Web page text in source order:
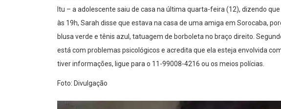
Itu – a adolescente saiu de casa na última quarta-feira (12), dizendo
às 19h, Sarah disse que estava na casa de uma amiga em Sorocaba,
blusa verde e tênis azul, tatuagem de borboleta no braço direito.
está com problemas psicológicos e acredita que ela esteja envolvida
tiver informações, ligue para o 11-99008-4216 ou os meios polícias.
Foto: Divulgação